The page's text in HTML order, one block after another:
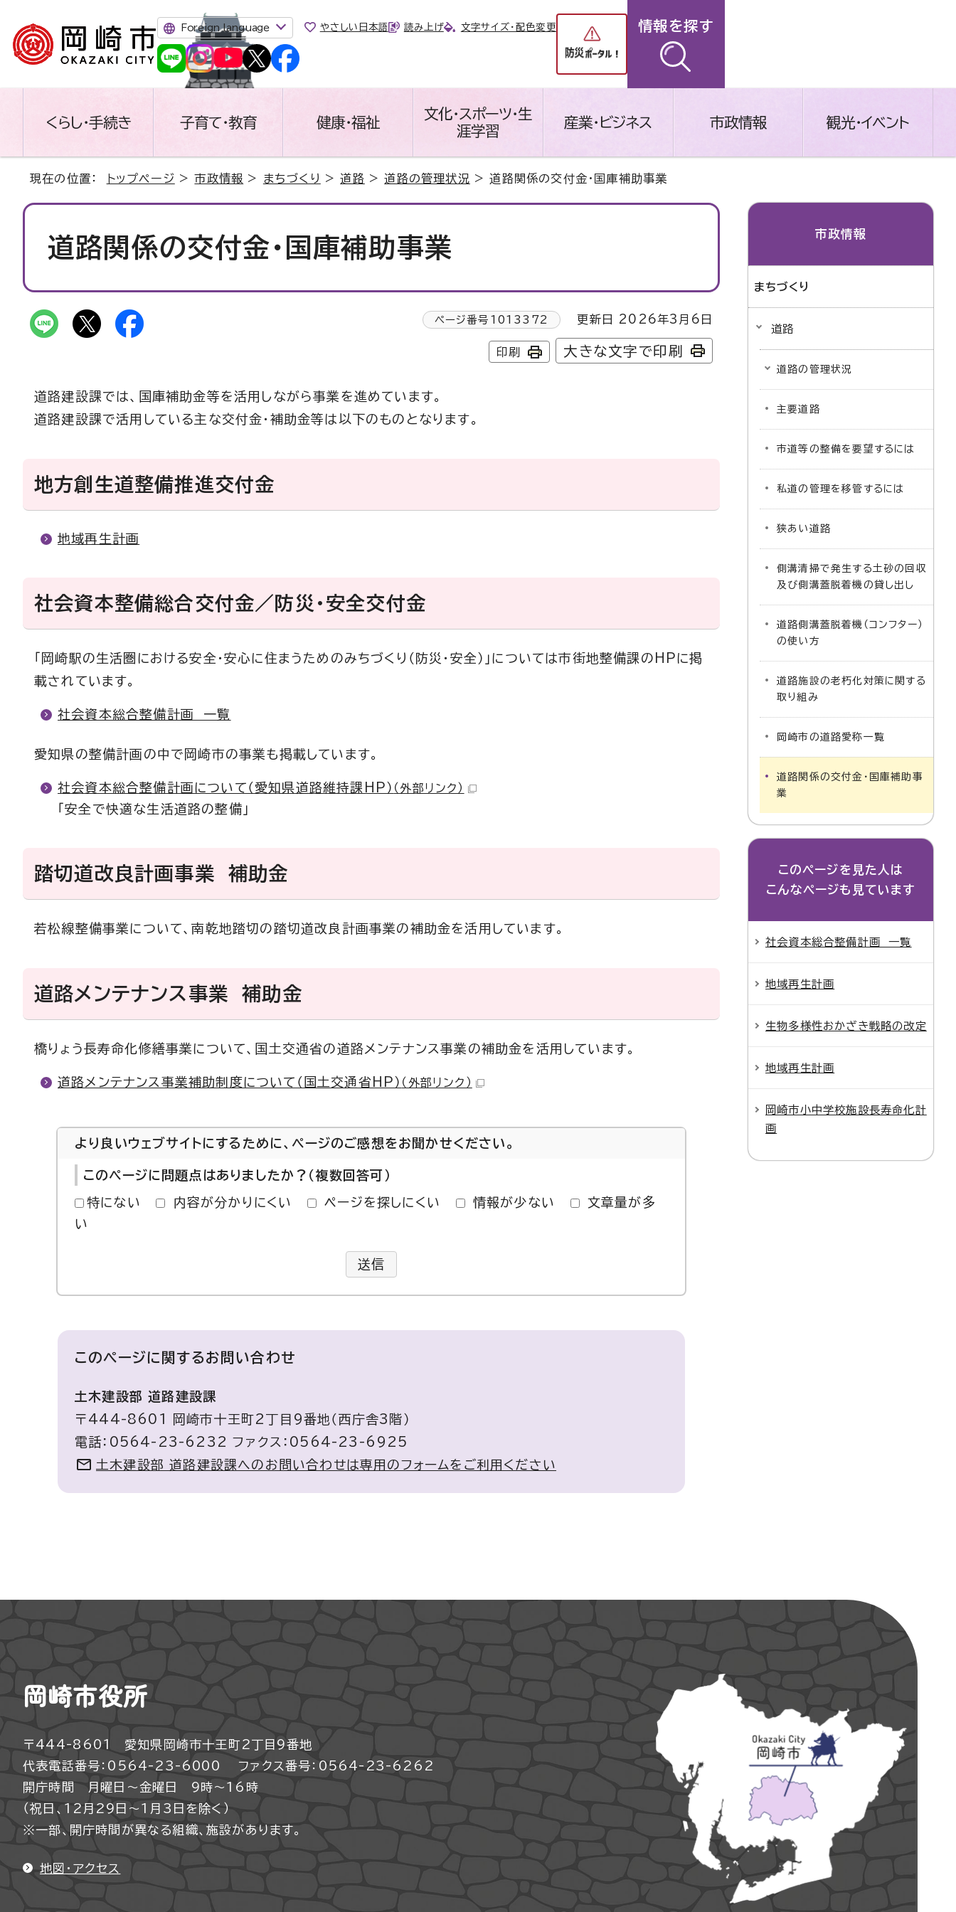
Foreign language やさしい日本語 読み上げ 文字サイズ・配色変更 情報を探す
くらし・手続き 子育て・教育 健康・福祉
文化・スポーツ・生
涯学習
産業・ビジネス 市政情報 観光・イベント
現在の位置： トップページ >市政情報 > まちづくり >道路 >道路の管理状況 > 道路関係の交付金・国庫補助事業
道路関係の交付金・国庫補助事業
ページ番号 1013372 更新日 2026年3月6日
印刷 大きな文字で印刷
道路建設課では、国庫補助金等を活用しながら事業を進めています。
道路建設課で活用している主な交付金・補助金等は以下のものとなります。
地方創生道整備推進交付金
地域再生計画
社会資本整備総合交付金／防災・安全交付金
「岡崎駅の生活圏における安全・安心に住まうためのみちづくり（防災・安全）」については市街地整備課のHPに掲
載されています。
社会資本総合整備計画 一覧
愛知県の整備計画の中で岡崎市の事業も掲載しています。
社会資本総合整備計画について（愛知県道路維持課HP） （外部リンク）
「安全で快適な生活道路の整備」
踏切道改良計画事業 補助金
若松線整備事業について、南乾地踏切の踏切道改良計画事業の補助金を活用しています。
道路メンテナンス事業 補助金
橋りょう長寿命化修繕事業について、国土交通省の道路メンテナンス事業の補助金を活用しています。
道路メンテナンス事業補助制度について（国土交通省HP） （外部リンク）
より良いウェブサイトにするために、ページのご感想をお聞かせください。
このページに問題点はありましたか？（複数回答可）
特にない 内容が分かりにくい ページを探しにくい 情報が少ない
文章量が多
い
送信
このページに関するお問い合わせ
土木建設部 道路建設課
〒444-8601 岡崎市十王町2丁目9番地（西庁舎3階）
電話：0564-23-6232 ファクス：0564-23-6925
土木建設部 道路建設課へのお問い合わせは専用のフォームをご利用ください
市政情報
まちづくり
道路
道路の管理状況
主要道路
市道等の整備を要望するには
私道の管理を移管するには
狭あい道路
側溝清掃で発生する土砂の回収
及び側溝蓋脱着機の貸し出し
道路側溝蓋脱着機（コンフター）
の使い方
道路施設の老朽化対策に関する
取り組み
岡崎市の道路愛称一覧
道路関係の交付金・国庫補助事
業
このページを見た人は
こんなページも見ています
社会資本総合整備計画 一覧
地域再生計画
生物多様性おかざき戦略の改定
地域再生計画
岡崎市小中学校施設長寿命化計
画
岡崎市役所
〒444-8601 愛知県岡崎市十王町2丁目9番地
代表電話番号：0564-23-6000
ファクス番号：0564-23-6262
開庁時間 月曜日～金曜日 9時～16時
（祝日、12月29日～1月3日を除く）
※一部、開庁時間が異なる組織、施設があります。
地図・アクセス